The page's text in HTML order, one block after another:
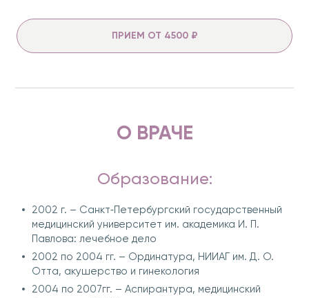
ПРИЕМ ОТ 4500 ₽
О ВРАЧЕ
Образование:
2002 г. – Санкт‐Петербургский государственный
медицинский университет им. академика И. П.
Павлова: лечебное дело
2002 по 2004 гг. – Ординатура, НИИАГ им. Д. О.
Отта, акушерство и гинекология
2004 по 2007гг. – Аспирантура, медицинский